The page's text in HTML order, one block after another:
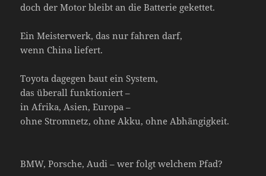
doch der Motor bleibt an die Batterie gekettet.
Ein Meisterwerk, das nur fahren darf,
wenn China liefert.
Toyota dagegen baut ein System,
das überall funktioniert –
in Afrika, Asien, Europa –
ohne Stromnetz, ohne Akku, ohne Abhängigkeit.
BMW, Porsche, Audi – wer folgt welchem Pfad?